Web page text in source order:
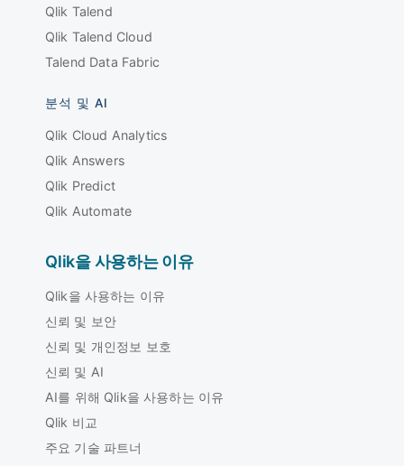
Qlik Talend
Qlik Talend Cloud
Talend Data Fabric
분석 및 AI
Qlik Cloud Analytics
Qlik Answers
Qlik Predict
Qlik Automate
Qlik을 사용하는 이유
Qlik을 사용하는 이유
신뢰 및 보안
신뢰 및 개인정보 보호
신뢰 및 AI
AI를 위해 Qlik을 사용하는 이유
Qlik 비교
주요 기술 파트너